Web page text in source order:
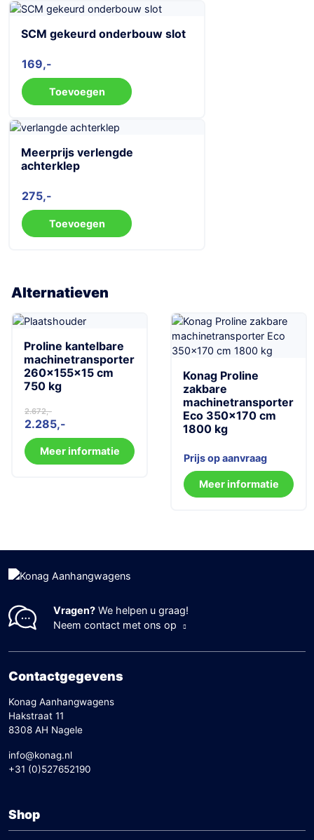
SCM gekeurd onderbouw slot
169
Toevoegen
Meerprijs verlengde
achterklep
275
Toevoegen
Alternatieven
Proline kantelbare
machinetransporter
260x155x15 cm
750 kg
2.672
Oorspronkelijke
prijs
was:
2.672.
2.285
Huidige
prijs
is:
2.285.
Meer informatie
Konag Proline
zakbare
machinetransporter
Eco 350×170 cm
1800 kg
Prijs op aanvraag
Meer informatie
Vragen? We helpen u graag!
Neem contact met ons op
Contactgegevens
Konag Aanhangwagens
Hakstraat 11
8308 AH Nagele
info@konag.nl
+31 (0)527652190
Shop